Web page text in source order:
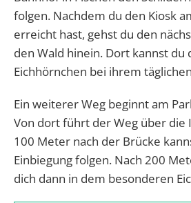
folgen. Nachdem du den Kiosk
erreicht hast, gehst du den
den Wald hinein. Dort kannst du
Eichhörnchen bei ihrem
Ein weiterer Weg beginnt am
Von dort führt der Weg über die
100 Meter nach der Brücke
Einbiegung folgen. Nach 200
dich dann in dem besonderen